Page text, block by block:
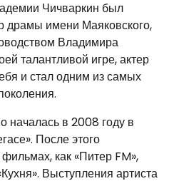
Чичваркин был
драмы имени Маяковского,
Владимира
талантливой игре, актер
и стал одним из самых
началась в 2008 году в
После этого
как «Питер FM»,
Выступления артиста